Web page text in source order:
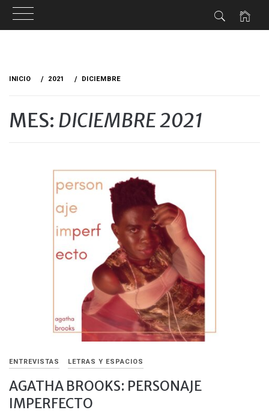
INICIO 2021 DICIEMBRE
MES: DICIEMBRE 2021
ENTREVISTAS LETRAS Y ESPACIOS
AGATHA BROOKS: PERSONAJE
IMPERFECTO